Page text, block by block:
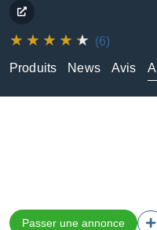
(6)
Produits
News Avis
Passer une annonce